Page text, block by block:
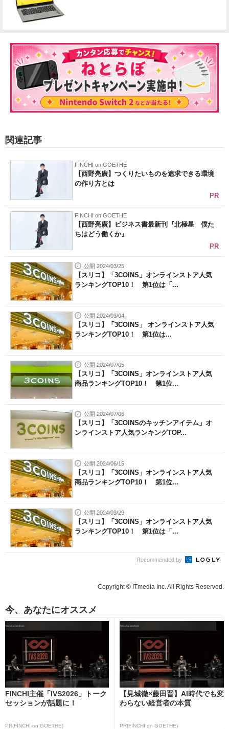
関連記事
FINCHI on GOETHE
【西野亮廣】つくりたいものを追求できる環境
の作り方とは
PR
FINCHI on GOETHE
【西野亮廣】ビジネス書最新刊『北極星 僕た
ちはどう働くか』
PR
公開 2024/03/25
【スリコ】「3COINS」オンラインストア人気
ランキングTOP10！ 第1位は「...
公開 2024/03/04
【スリコ】「3COINS」 オンラインストア人気
ランキングTOP10！ 第1位は...
公開 2024/07/05
【スリコ】「3COINS」オンラインストア人気
商品ランキングTOP10！ 第1位...
公開 2024/07/06
【スリコ】「3COINSのキッチンアイテム」オ
ンラインストア人気ランキングTOP...
公開 2024/06/15
【スリコ】「3COINS」オンラインストア人気
商品ランキングTOP10！ 第1位...
公開 2024/03/29
【スリコ】「3COINS」オンラインストア人気
ランキングTOP10！ 第1位は「...
Recommended by
Copyright © ITmedia Inc. All Rights Reserved.
今、あなたにオススメ
FINCHI主催「IVS2026」トーク
セッションが話題に！
PR(FINCHI on GOETHE)
【見城徹×藤田晋】AI時代でも変
わらない経営者の本質
PR(FINCHI on GOETHE)